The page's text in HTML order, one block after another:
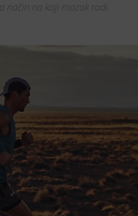
način na koji mozak radi.